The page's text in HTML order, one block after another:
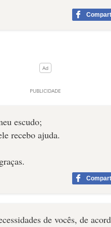
escudo;
recebo ajuda.
de vocês, de